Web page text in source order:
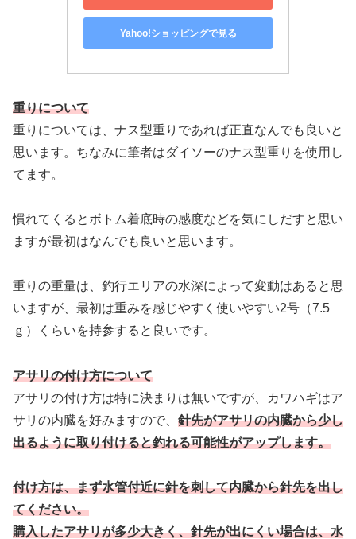
Yahoo!ショッピングで見る
重りについて
重りについては、ナス型重りであれば正直なんでも良いと
思います。ちなみに筆者はダイソーのナス型重りを使用し
てます。
慣れてくるとボトム着底時の感度などを気にしだすと思い
ますが最初はなんでも良いと思います。
重りの重量は、釣行エリアの水深によって変動はあると思
いますが、最初は重みを感じやすく使いやすい2号（7.5
ｇ）くらいを持参すると良いです。
アサリの付け方について
アサリの付け方は特に決まりは無いですが、カワハギはア
サリの内臓を好みますので、 針先がアサリの内臓から少し
出るように取り付けると釣れる可能性がアップします。
付け方は、まず水管付近に針を刺して内臓から針先を出し
てください。
購入したアサリが多少大きく、針先が出にくい場合は、水